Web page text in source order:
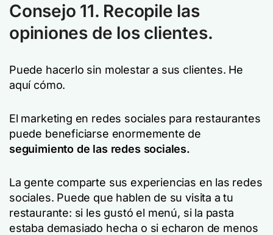
Consejo 11. Recopile las
opiniones de los clientes.
Puede hacerlo sin molestar a sus clientes. He
aquí cómo.
El marketing en redes sociales para restaurantes
puede beneficiarse enormemente de
seguimiento de las redes sociales.
La gente comparte sus experiencias en las redes
sociales. Puede que hablen de su visita a tu
restaurante: si les gustó el menú, si la pasta
estaba demasiado hecha o si echaron de menos